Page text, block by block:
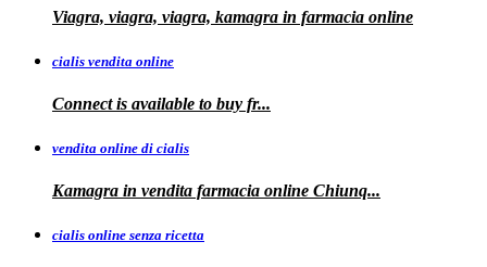
Viagra, viagra, viagra, kamagra in farmacia online
cialis vendita online
Connect is available to buy fr...
vendita online di cialis
Kamagra in vendita farmacia online Chiunq...
cialis online senza ricetta